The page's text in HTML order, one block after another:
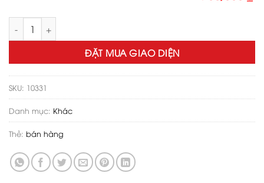
Theme wordpress landing page bán đồng hồ 02 số lượng
ĐẶT MUA GIAO DIỆN
SKU: 10331
Danh mục: Khác
Thẻ: bán hàng